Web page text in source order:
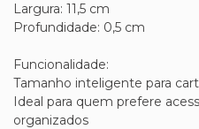
Largura: 11,5 cm
Profundidade: 0,5 cm
Funcionalidade:
Tamanho inteligente para
Ideal para quem prefere
organizados